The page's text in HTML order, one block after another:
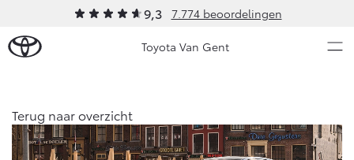
9,3 7.774 beoordelingen
Toyota Van Gent
Ons bedrijf
Modellen
Terug naar overzicht